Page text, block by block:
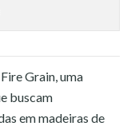
Grain, uma
buscam
em madeiras de